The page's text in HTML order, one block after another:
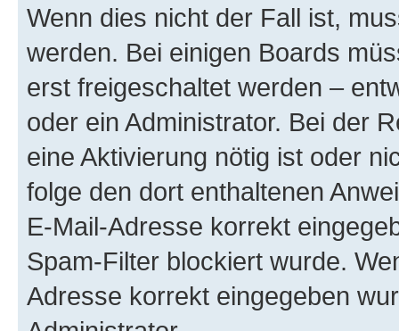
Wenn dies nicht der Fall ist,
werden. Bei einigen Boards
erst freigeschaltet werden –
oder ein Administrator. Bei der
eine Aktivierung nötig ist oder
folge den dort enthaltenen
E-Mail-Adresse korrekt
Spam-Filter blockiert wurde.
Adresse korrekt eingegeben